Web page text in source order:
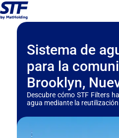
Sistema de
para la
Brooklyn,
Descubre cómo STF Filters
agua mediante la